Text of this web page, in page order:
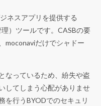
ネスアプリを提供する
）ツールです。CASBの要
moconaviだけでシャドー
なっているため、紛失や盗
してしまう心配がありませ
を行うBYODでのセキュリ